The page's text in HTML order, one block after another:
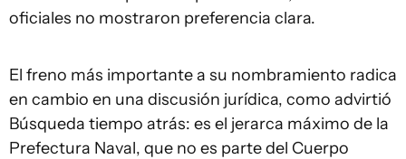
oficiales no mostraron preferencia clara.
El freno más importante a su nombramiento radica
en cambio en una discusión jurídica, como advirtió
Búsqueda tiempo atrás: es el jerarca máximo de la
Prefectura Naval, que no es parte del Cuerpo